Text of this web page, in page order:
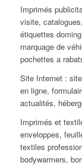
Imprimés
visite,
étiquettes
marquage de
pochettes a
Site Internet :
en ligne,
actualités,
Imprimés et
enveloppes,
textiles
bodywarmers,